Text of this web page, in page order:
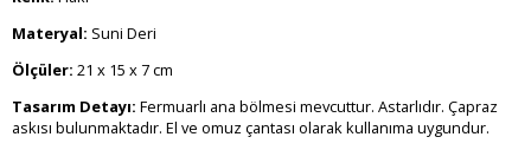
Materyal: Suni Deri
Ölçüler: 21 x 15 x 7 cm
Tasarım Detayı: Fermuarlı ana bölmesi mevcuttur. Astarlıdır. Çapraz
askısı bulunmaktadır. El ve omuz çantası olarak kullanıma uygundur.